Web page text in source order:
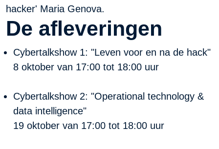
hacker' Maria Genova.
De afleveringen
Cybertalkshow 1: "Leven voor en na de hack"
8 oktober van 17:00 tot 18:00 uur
Cybertalkshow 2: "Operational technology &
data intelligence"
19 oktober van 17:00 tot 18:00 uur